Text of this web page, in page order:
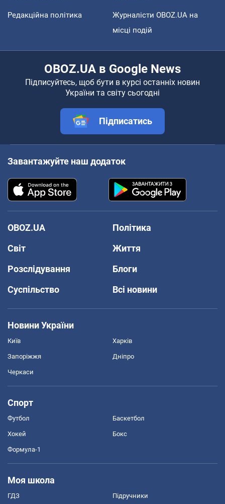
Редакційна політика
Журналісти OBOZ.UA на
місці подій
OBOZ.UA в Google News
Підписуйтесь, щоб бути в курсі останніх новин
України та світу сьогодні
Підписатись
Завантажуйте наш додаток
OBOZ.UA
Політика
Світ
Життя
Розслідування
Блоги
Суспільство
Всі новини
Новини України
Київ Харків
Запоріжжя Дніпро
Черкаси
Спорт
Футбол Баскетбол
Хокей Бокс
Формула-1
Моя школа
ГДЗ Підручники